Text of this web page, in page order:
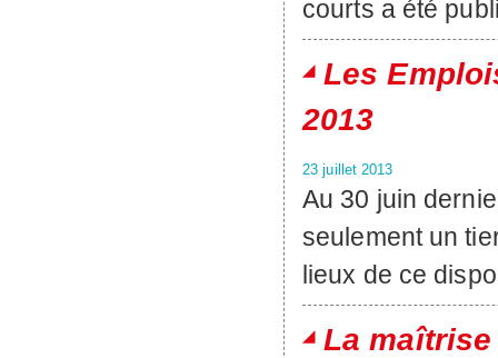
courts a été
Les
2013
23 juillet 2013
Au 30 juin
seulement un
lieux de ce
La